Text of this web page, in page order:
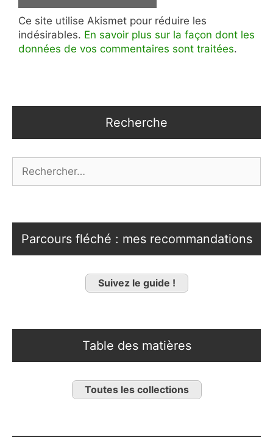
Ce site utilise Akismet pour réduire les
indésirables. En savoir plus sur la façon dont les
données de vos commentaires sont traitées.
Recherche
Parcours fléché : mes recommandations
Suivez le guide !
Table des matières
Toutes les collections